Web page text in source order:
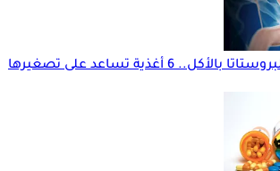
6 أغذية تساعد على تصغيرها